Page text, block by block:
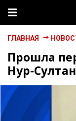
ГЛАВНАЯ
Прошла
Нур-